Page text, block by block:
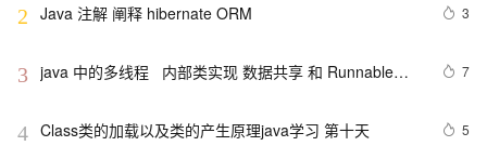
2 Java 注解 阐释 hibernate ORM 3
3 java 中的多线程   内部类实现 数据共享 和 Runnable实
7
4 Class类的加载以及类的产生原理java学习 第十天 5